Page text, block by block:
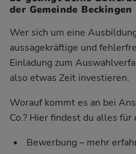
der Gemeinde Beckingen
Wer sich um eine
aussagekräftige und
Einladung zum
also etwas Zeit investieren.
Worauf kommt es an bei
Co.? Hier findest du alles
Bewerbung – mehr